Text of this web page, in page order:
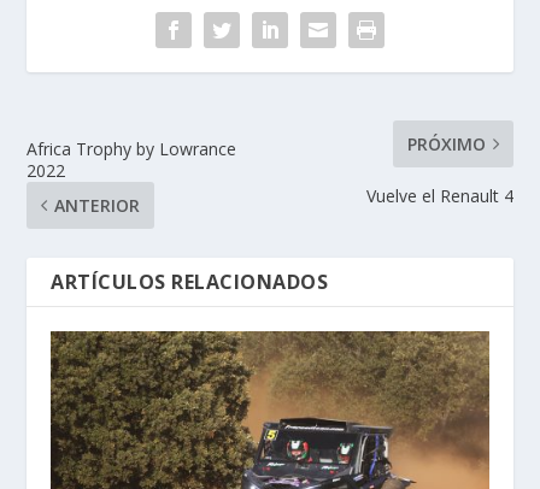
Africa Trophy by Lowrance
2022
ANTERIOR
PRÓXIMO
Vuelve el Renault 4
ARTÍCULOS RELACIONADOS